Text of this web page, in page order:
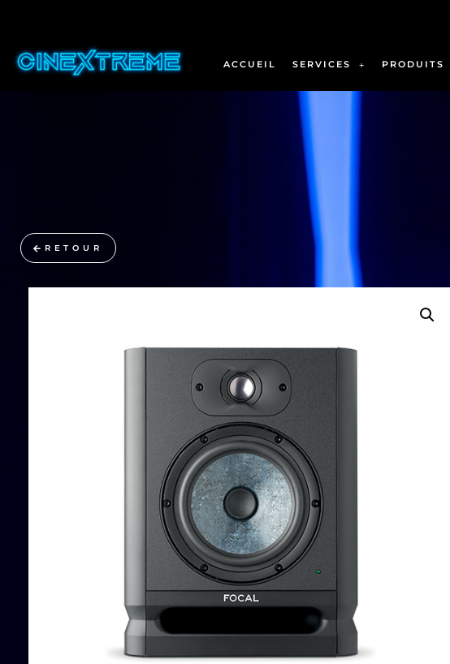
ACCUEIL SERVICES PRODUITS
RETOUR